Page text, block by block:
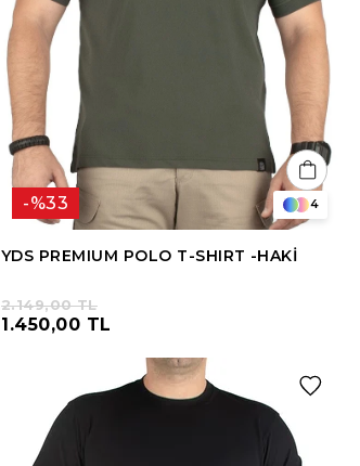
YDS PREMIUM POLO T-SHIRT -HAKİ
%33
1.450,00 TL
2.149,00 TL
4